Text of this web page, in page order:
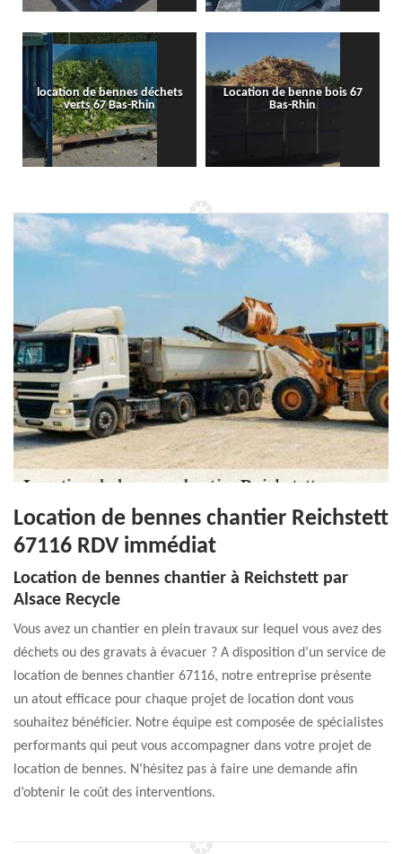
location de bennes déchets
verts 67 Bas-Rhin
Location de benne bois 67
Bas-Rhin
Location de bennes chantier Reichstett
67116 RDV immédiat
Location de bennes chantier à Reichstett par
Alsace Recycle
Vous avez un chantier en plein travaux sur lequel vous avez des
déchets ou des gravats à évacuer ? A disposition d’un service de
location de bennes chantier 67116, notre entreprise présente
un atout efficace pour chaque projet de location dont vous
souhaitez bénéficier. Notre équipe est composée de spécialistes
performants qui peut vous accompagner dans votre projet de
location de bennes. N’hésitez pas à faire une demande afin
d’obtenir le coût des interventions.